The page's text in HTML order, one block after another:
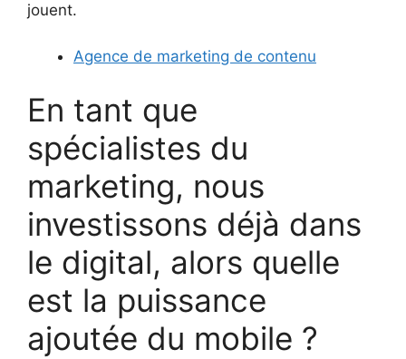
jouent.
Agence de marketing de contenu
En tant que
spécialistes du
marketing, nous
investissons déjà dans
le digital, alors quelle
est la puissance
ajoutée du mobile ?